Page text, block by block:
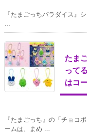
『たまごっちパラダイス』
...
たま
って
はコ
『たまごっち』の「チョコ
ームは、まめ ...